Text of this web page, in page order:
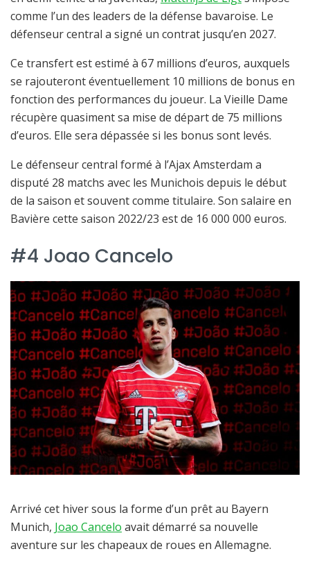
comme l’un des leaders de la défense bavaroise. Le
défenseur central a signé un contrat jusqu’en 2027.
Ce transfert est estimé à 67 millions d’euros, auxquels
se rajouteront éventuellement 10 millions de bonus en
fonction des performances du joueur. La Vieille Dame
récupère quasiment sa mise de départ de 75 millions
d’euros. Elle sera dépassée si les bonus sont levés.
Le défenseur central formé à l’Ajax Amsterdam a
disputé 28 matchs avec les Munichois depuis le début
de la saison et souvent comme titulaire. Son salaire en
Bavière cette saison 2022/23 est de 16 000 000 euros.
#4 Joao Cancelo
Arrivé cet hiver sous la forme d’un prêt au Bayern
Munich, Joao Cancelo avait démarré sa nouvelle
aventure sur les chapeaux de roues en Allemagne.